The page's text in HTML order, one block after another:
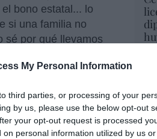
My Personal Information
third parties, or processing of your
by us, please use the below opt-out
your opt-out request is processed
personal information utilized by us
bono estatal... lo
si una familia no
sé por qué llevamos
eso.
adicta al
financiada con deuda
El mundo debe
tu